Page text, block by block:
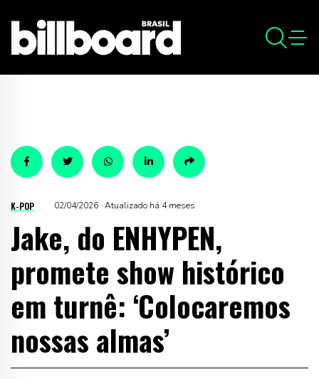
K-POP 02/04/2026 · Atualizado há 4 meses
Jake, do ENHYPEN,
promete show histórico
em turnê: ‘Colocaremos
nossas almas’